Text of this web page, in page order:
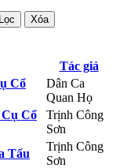
Lọc Xóa
Tác giả
Cổ
Dân Ca
Quan Họ
Cổ
Trịnh Công
Sơn
Tấu
Trịnh Công
Sơn